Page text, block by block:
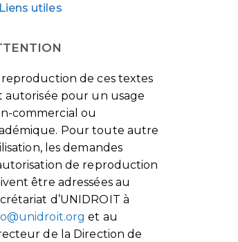
Liens utiles
reproduction de ces textes
autorisée pour un usage
commercial ou
Pour toute autre
les demandes
de reproduction
être adressées au
d’UNIDROIT à
et au
de la Direction de